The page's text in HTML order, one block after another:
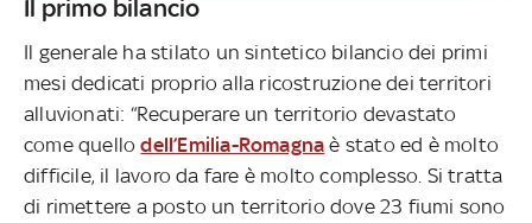
Il primo bilancio
Il generale ha stilato un sintetico bilancio dei primi
mesi dedicati proprio alla ricostruzione dei territori
alluvionati: “Recuperare un territorio devastato
come quellodell’Emilia-Romagna è stato ed è molto
difficile, il lavoro da fare è molto complesso. Si tratta
di rimettere a posto un territorio dove 23 fiumi sono